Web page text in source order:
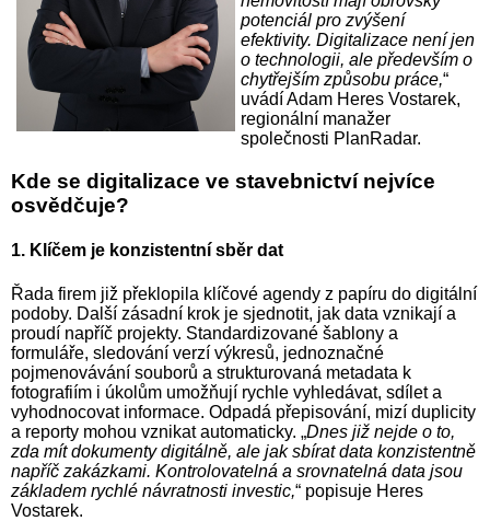
potenciál pro zvýšení
efektivity. Digitalizace není jen
o technologii, ale především o
chytřejším způsobu práce,“
uvádí Adam Heres Vostarek,
regionální manažer
společnosti PlanRadar.
Kde se digitalizace ve stavebnictví nejvíce
osvědčuje?
1. Klíčem je konzistentní sběr dat
Řada firem již překlopila klíčové agendy z papíru do digitální
podoby. Další zásadní krok je sjednotit, jak data vznikají a
proudí napříč projekty. Standardizované šablony a
formuláře, sledování verzí výkresů, jednoznačné
pojmenovávání souborů a strukturovaná metadata k
fotografiím i úkolům umožňují rychle vyhledávat, sdílet a
vyhodnocovat informace. Odpadá přepisování, mizí duplicity
a reporty mohou vznikat automaticky. „Dnes již nejde o to,
zda mít dokumenty digitálně, ale jak sbírat data konzistentně
napříč zakázkami. Kontrolovatelná a srovnatelná data jsou
základem rychlé návratnosti investic,“ popisuje Heres
Vostarek.